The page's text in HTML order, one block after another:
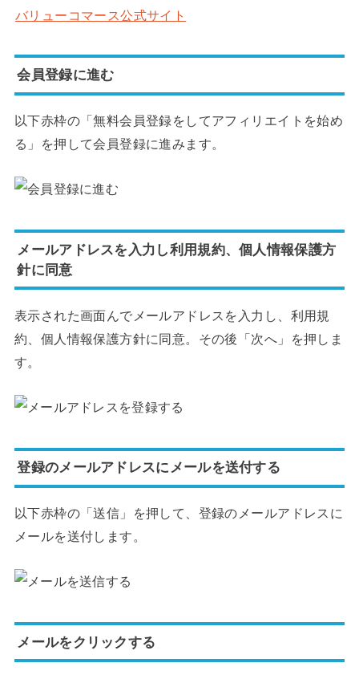
バリューコマース公式サイト
会員登録に進む
以下赤枠の「無料会員登録をしてアフィリエイトを始め
る」を押して会員登録に進みます。
メールアドレスを入力し利用規約、個人情報保護方
針に同意
表示された画面んでメールアドレスを入力し、利用規
約、個人情報保護方針に同意。その後「次へ」を押しま
す。
登録のメールアドレスにメールを送付する
以下赤枠の「送信」を押して、登録のメールアドレスに
メールを送付します。
メールをクリックする